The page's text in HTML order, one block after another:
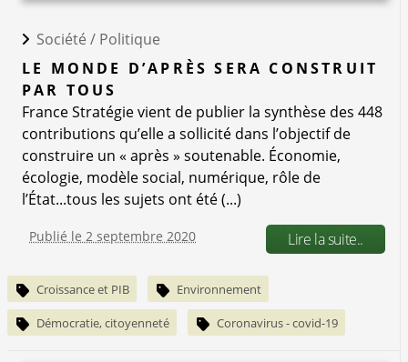
Société / Politique
LE MONDE D’APRÈS SERA CONSTRUIT
PAR TOUS
France Stratégie vient de publier la synthèse des 448
contributions qu’elle a sollicité dans l’objectif de
construire un « après » soutenable. Économie,
écologie, modèle social, numérique, rôle de
l’État...tous les sujets ont été (...)
Publié le 2 septembre 2020 Lire la suite..
Croissance et PIB Environnement
Démocratie, citoyenneté Coronavirus - covid-19